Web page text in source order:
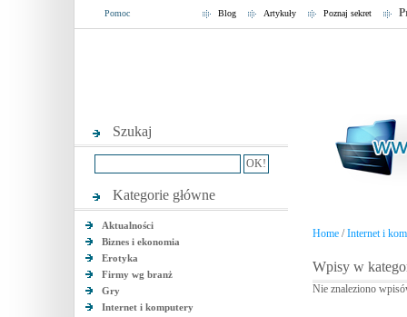
Pomoc Poznaj sekret
Artykuły
Blog
Szukaj
Kategorie główne
Aktualności
Biznes i ekonomia
Erotyka
Firmy wg branż
Gry
Internet i komputery
Home /Internet i
Wpisy w
Nie znaleziono